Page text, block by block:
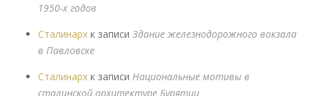
1950-х годов
Сталинарх к записи Здание железнодорожного вокзала
в Павловске
Сталинарх к записи Национальные мотивы в
сталинской архитектуре Бурятии